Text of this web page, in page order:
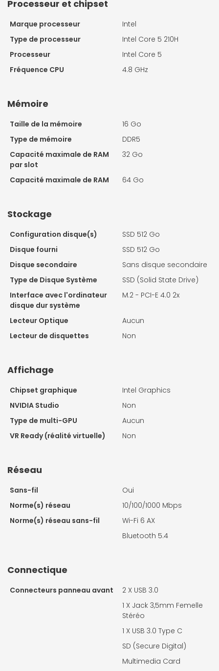
Processeur et chipset
Marque processeur
Intel
Type de processeur
Intel Core 5 210H
Processeur
Intel Core 5
Fréquence CPU
4.8 GHz
Mémoire
Taille de la mémoire
16 Go
Type de mémoire
DDR5
Capacité maximale de RAM
par slot
32 Go
Capacité maximale de RAM 64 Go
Stockage
Configuration disque(s)
SSD 512 Go
Disque fourni
SSD 512 Go
Disque secondaire
Sans disque secondaire
Type de Disque Système
SSD (Solid State Drive)
Interface avec l'ordinateur
disque dur système
M.2 - PCI-E 4.0 2x
Lecteur Optique
Aucun
Lecteur de disquettes
Non
Affichage
Chipset graphique
Intel Graphics
NVIDIA Studio
Non
Type de multi-GPU
Aucun
VR Ready (réalité virtuelle)
Non
Réseau
Sans-fil
Oui
Norme(s) réseau
10/100/1000 Mbps
Norme(s) réseau sans-fil
Wi-Fi 6 AX
Bluetooth 5.4
Connectique
Connecteurs panneau avant 2 X USB 3.0
1 X Jack 3,5mm Femelle
Stéréo
1 X USB 3.0 Type C
SD (Secure Digital)
Multimedia Card